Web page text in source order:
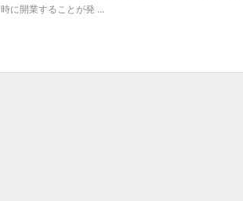
時に開業することが発 ...